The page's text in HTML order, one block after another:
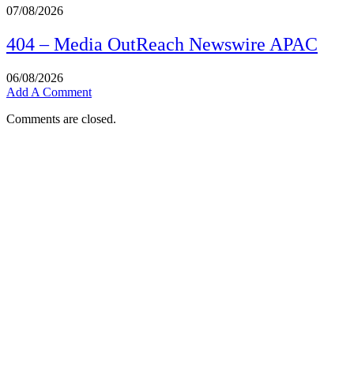
07/08/2026
404 – Media OutReach Newswire APAC
06/08/2026
Add A Comment
Comments are closed.